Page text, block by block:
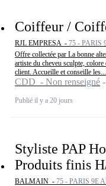
Coiffeur /
RJL EMPRESA - 75 - PARIS
Offre collectée par La bonne
artiste du cheveu sculpte,
client. Accueille et conseille les...
CDD - Non renseigné
Publié il y a 20 jours
Styliste PAP
Produits finis
BALMAIN - 75 - PARIS 9E